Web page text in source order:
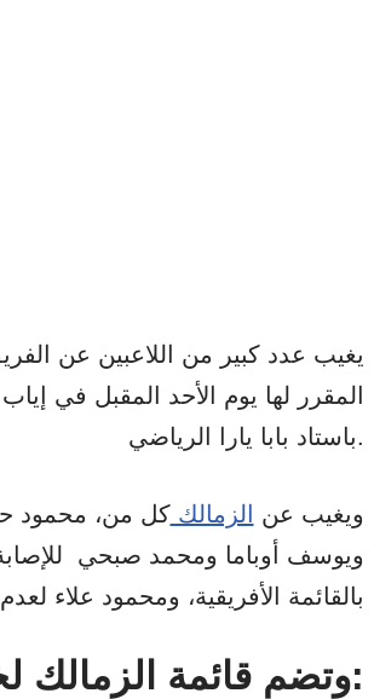
يغيب عدد كبير من اللاعبين عن
المقرر لها يوم الأحد المقبل في
باستاد بابا يارا الرياضي.
ويغيب عن الزمالككل من، محمود
ويوسف أوباما ومحمد صبحي
بالقائمة الأفريقية، ومحمود علاء
وتضم قائمة الزمالك لخوض اللقاء كل من: